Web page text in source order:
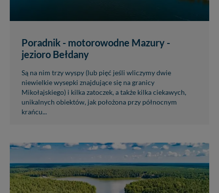
Poradnik - motorowodne Mazury -
jezioro Bełdany
Są na nim trzy wyspy (lub pięć jeśli wliczymy dwie
niewielkie wysepki znajdujące się na granicy
Mikołajskiego) i kilka zatoczek, a także kilka ciekawych,
unikalnych obiektów, jak położona przy północnym
krańcu...